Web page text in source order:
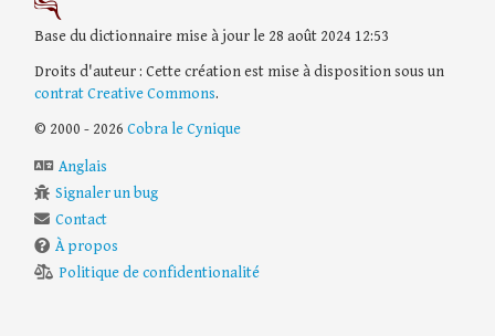
Base du dictionnaire mise à jour le 28 août 2024 12:53
Droits d'auteur : Cette création est mise à disposition sous un
contrat Creative Commons.
© 2000 - 2026 Cobra le Cynique
Anglais
Signaler un bug
Contact
À propos
Politique de confidentionalité